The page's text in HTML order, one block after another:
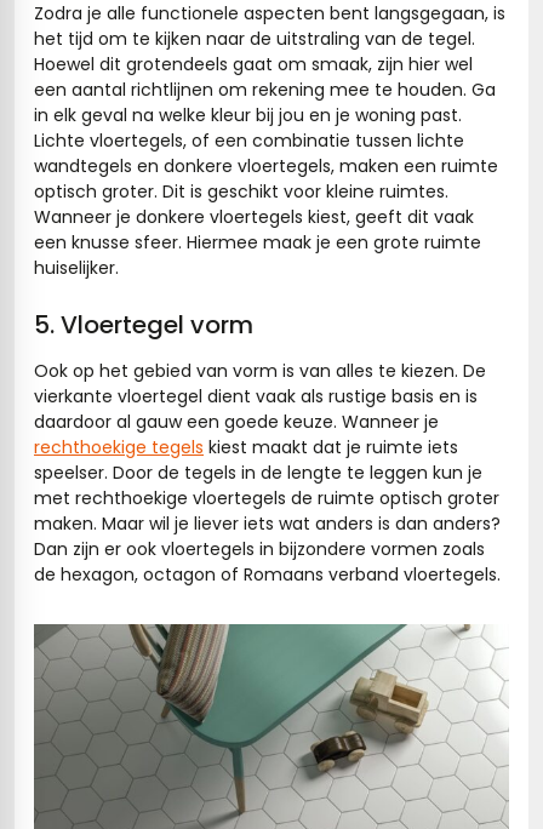
Zodra je alle functionele aspecten bent langsgegaan, is
het tijd om te kijken naar de uitstraling van de tegel.
Hoewel dit grotendeels gaat om smaak, zijn hier wel
een aantal richtlijnen om rekening mee te houden. Ga
in elk geval na welke kleur bij jou en je woning past.
Lichte vloertegels, of een combinatie tussen lichte
wandtegels en donkere vloertegels, maken een ruimte
optisch groter. Dit is geschikt voor kleine ruimtes.
Wanneer je donkere vloertegels kiest, geeft dit vaak
een knusse sfeer. Hiermee maak je een grote ruimte
huiselijker.
5. Vloertegel vorm
Ook op het gebied van vorm is van alles te kiezen. De
vierkante vloertegel dient vaak als rustige basis en is
daardoor al gauw een goede keuze. Wanneer je
rechthoekige tegels kiest maakt dat je ruimte iets
speelser. Door de tegels in de lengte te leggen kun je
met rechthoekige vloertegels de ruimte optisch groter
maken. Maar wil je liever iets wat anders is dan anders?
Dan zijn er ook vloertegels in bijzondere vormen zoals
de hexagon, octagon of Romaans verband vloertegels.